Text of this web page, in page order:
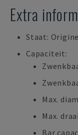
Extra
Staat:
Capaciteit:
Max.
Max.
Bar